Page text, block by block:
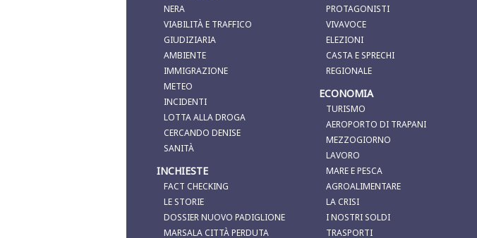
NERA
VIABILITÀ E TRAFFICO
GIUDIZIARIA
AMBIENTE
IMMIGRAZIONE
METEO
INCIDENTI
LOTTA ALLA DROGA
CERCANDO DENISE
SANITÀ
INCHIESTE
FACT CHECKING
LE STORIE
DOSSIER NUOVO PADIGLIONE
MARSALA CITTÀ PERDUTA
PROTAGONISTI
VIVAVOCE
ELEZIONI
CASTA E SPRECHI
REGIONALE
ECONOMIA
TURISMO
AEROPORTO DI TRAPANI
MEZZOGIORNO
LAVORO
MARE E PESCA
AGROALIMENTARE
LA CRISI
I NOSTRI SOLDI
TRASPORTI